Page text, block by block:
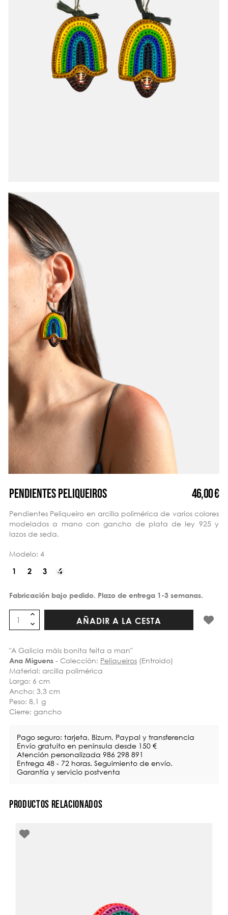
PENDIENTES PELIQUEIROS 46,00 €
Pendientes Peliqueiro en arcilla polimérica de varios colores
modelados a mano con gancho de plata de ley 925 y
lazos de seda.
Modelo: 4
Fabricación bajo pedido. Plazo de entrega 1-3 semanas.
AÑADIR A LA CESTA
"A Galicia máis bonita feita a man"
Ana Miguens - Colección: Peliqueiros (Entroido)
Material: arcilla polimérica
Largo: 6 cm
Ancho: 3,3 cm
Peso: 8,1 g
Cierre: gancho
Pago seguro: tarjeta, Bizum, Paypal y transferencia
Envío gratuito en península desde 150 €
Atención personalizada 986 298 891
Entrega 48 - 72 horas. Seguimiento de envío.
Garantía y servicio postventa
PRODUCTOS RELACIONADOS